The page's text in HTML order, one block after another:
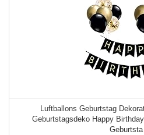
Luftballons Geburtstag
Geburtstagsdeko Happy